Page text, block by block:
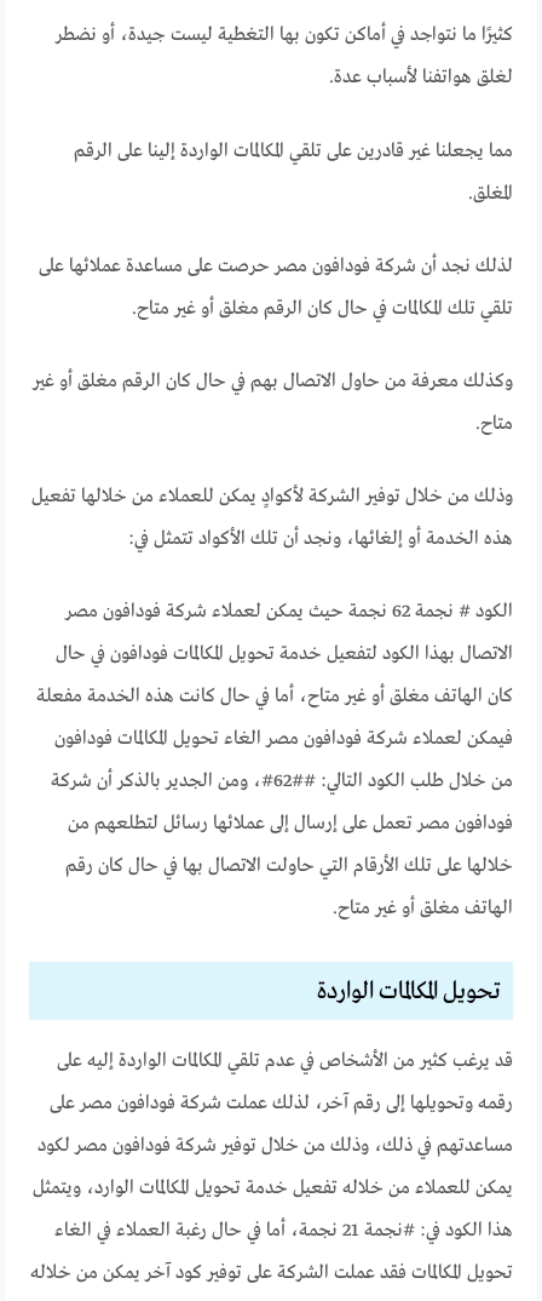
كثيرًا ما نتواجد في أماكن تكون بها التغطية ليست جيدة، أو نضطر
لغلق هواتفنا لأسباب عدة.
مما يجعلنا غير قادرين على تلقي المكالمات الواردة إلينا على الرقم
المغلق.
لذلك نجد أن شركة فودافون مصر حرصت على مساعدة عملائها على
تلقي تلك المكالمات في حال كان الرقم مغلق أو غير متاح.
وكذلك معرفة من حاول الاتصال بهم في حال كان الرقم مغلق أو غير
متاح.
وذلك من خلال توفير الشركة لأكوادٍ يمكن للعملاء من خلالها تفعيل
هذه الخدمة أو إلغائها، ونجد أن تلك الأكواد تتمثل في:
الكود # نجمة 62 نجمة حيث يمكن لعملاء شركة فودافون مصر
الاتصال بهذا الكود لتفعيل خدمة تحويل المكالمات فودافون في حال
كان الهاتف مغلق أو غير متاح، أما في حال كانت هذه الخدمة مفعلة
فيمكن لعملاء شركة فودافون مصر الغاء تحويل المكالمات فودافون
من خلال طلب الكود التالي: ##62#،
ومن الجدير بالذكر أن شركة
فودافون مصر تعمل على إرسال إلى عملائها رسائل لتطلعهم من
خلالها على تلك الأرقام التي حاولت الاتصال بها في حال كان رقم
الهاتف مغلق أو غير متاح.
تحويل المكالمات الواردة
قد يرغب كثير من الأشخاص في عدم تلقي المكالمات الواردة إليه على
رقمه وتحويلها إلى رقم آخر، لذلك عملت شركة فودافون مصر على
مساعدتهم في ذلك،وذلك من خلال توفير شركة فودافون مصر لكود
يمكن للعملاء من خلاله تفعيل خدمة تحويل المكالمات الوارد، ويتمثل
هذا الكود في: #نجمة 21 نجمة،
أما في حال رغبة العملاء في الغاء
تحويل المكالمات فقد عملت الشركة على توفير كود آخر يمكن من خلاله